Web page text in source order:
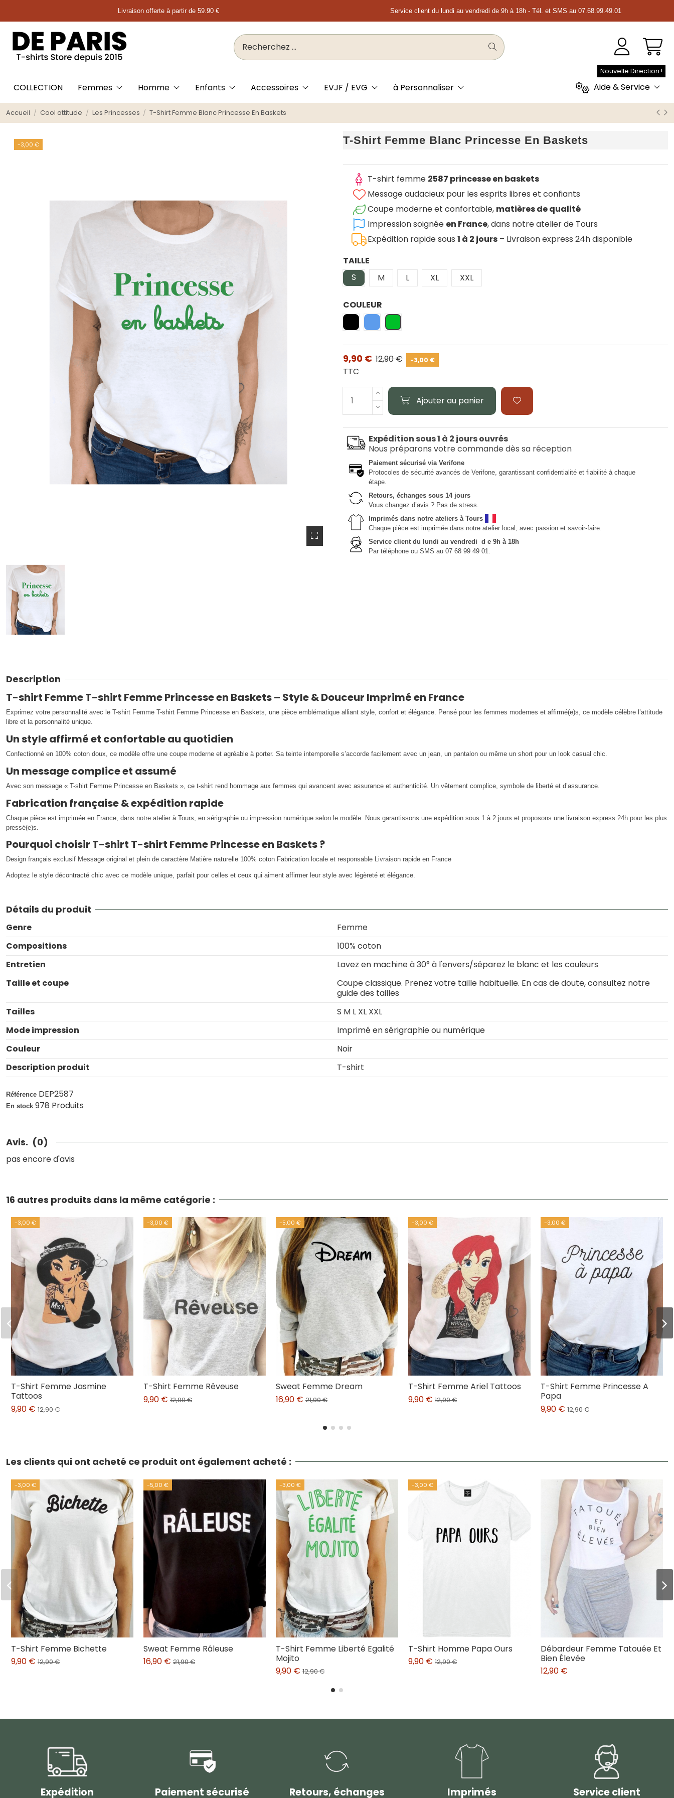
Livraison offerte à partir de 59.90 € Service client du lundi au vendredi de 9h à 18h - Tél. et SMS au 07.68.99.49.01
COLLECTION Femmes Homme Enfants Accessoires EVJF / EVG à Personnaliser Aide & Service
Nouvelle Direction !
Accueil Cool attitude Les Princesses T-Shirt Femme Blanc Princesse En Baskets
-3,00 € T-Shirt Femme Blanc Princesse En Baskets
T-shirt femme 2587 princesse en baskets
Message audacieux pour les esprits libres et confiants
Coupe moderne et confortable, matières de qualité
Impression soignée en France, dans notre atelier de Tours
Expédition rapide sous1 à 2 jours – Livraison express 24h disponible
TAILLE
S
M L XL XXL
COULEUR
Noir
Bleu Vert Kelly
9,90 € 12,90 € -3,00 €
TTC
Ajouter au panier
Expédition sous 1 à 2 jours ouvrés
Nous préparons votre commande dès sa réception
Paiement sécurisé via Verifone
Protocoles de sécurité avancés de Verifone, garantissant confidentialité et fiabilité à chaque
étape.
Retours, échanges sous 14 jours
Vous changez d’avis ? Pas de stress.
Imprimés dans notre ateliers à Tours
Chaque pièce est imprimée dans notre atelier local, avec passion et savoir-faire.
Service client du lundi au vendredi d e 9h à 18h
Par téléphone ou SMS au 07 68 99 49 01.
Description
T-shirt Femme T-shirt Femme Princesse en Baskets – Style & Douceur Imprimé en France
Exprimez votre personnalité avec le T-shirt Femme T-shirt Femme Princesse en Baskets, une pièce emblématique alliant style, confort et élégance. Pensé pour les femmes modernes et affirmé(e)s, ce modèle célèbre l’attitude
libre et la personnalité unique.
Un style affirmé et confortable au quotidien
Confectionné en 100% coton doux, ce modèle offre une coupe moderne et agréable à porter. Sa teinte intemporelle s’accorde facilement avec un jean, un pantalon ou même un short pour un look casual chic.
Un message complice et assumé
Avec son message « T-shirt Femme Princesse en Baskets », ce t-shirt rend hommage aux femmes qui avancent avec assurance et authenticité. Un vêtement complice, symbole de liberté et d’assurance.
Fabrication française & expédition rapide
Chaque pièce est imprimée en France, dans notre atelier à Tours, en sérigraphie ou impression numérique selon le modèle. Nous garantissons une expédition sous 1 à 2 jours et proposons une livraison express 24h pour les plus
pressé(e)s.
Pourquoi choisir T-shirt T-shirt Femme Princesse en Baskets ?
Design français exclusif Message original et plein de caractère Matière naturelle 100% coton Fabrication locale et responsable Livraison rapide en France
Adoptez le style décontracté chic avec ce modèle unique, parfait pour celles et ceux qui aiment affirmer leur style avec légèreté et élégance.
Détails du produit
Genre
Femme
Compositions
100% coton
Entretien
Lavez en machine à 30° à l'envers/séparez le blanc et les couleurs
Taille et coupe
Coupe classique. Prenez votre taille habituelle. En cas de doute, consultez notre
guide des tailles
Tailles
S M L XL XXL
Mode impression
Imprimé en sérigraphie ou numérique
Couleur
Noir
Description produit
T-shirt
Référence DEP2587
En stock 978 Produits
Avis. (0)
pas encore d'avis
16 autres produits dans la même catégorie :
-3,00 €
T-Shirt Femme Jasmine
Tattoos
9,90 € 12,90 €
-3,00 €
T-Shirt Femme Rêveuse
9,90 € 12,90 €
-5,00 €
Sweat Femme Dream
16,90 € 21,90 €
-3,00 €
T-Shirt Femme Ariel Tattoos
9,90 € 12,90 €
-3,00 €
T-Shirt Femme Princesse A
Papa
9,90 € 12,90 €
Les clients qui ont acheté ce produit ont également acheté :
-3,00 €
T-Shirt Femme Bichette
9,90 € 12,90 €
-5,00 €
Sweat Femme Râleuse
16,90 € 21,90 €
-3,00 €
T-Shirt Femme Liberté Egalité
Mojito
9,90 € 12,90 €
-3,00 €
T-Shirt Homme Papa Ours
9,90 € 12,90 €
Débardeur Femme Tatouée Et
Bien Élevée
12,90 €
Expédition Paiement sécurisé Retours, échanges Imprimés Service client